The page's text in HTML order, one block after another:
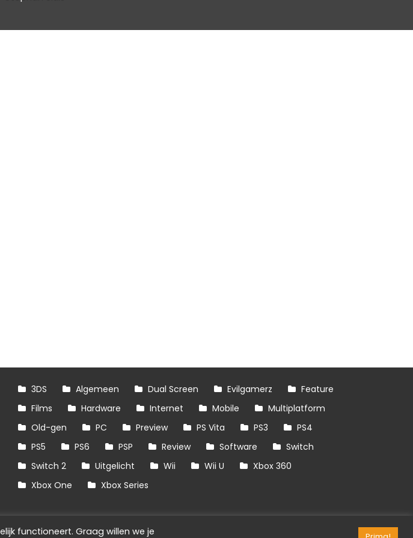
3DS Algemeen Dual Screen Evilgamerz
Feature
Films
Hardware Internet Mobile
Multiplatform
Old-gen
PC Preview PS Vita PS3
PS4
PS5
PS6 PSP Review Software
Switch
Switch 2
Uitgelicht Wii Wii U
Xbox 360
Xbox One
Xbox Series
functioneert. Graag willen we je